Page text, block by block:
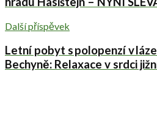
Další příspěvek
Letní pobyt s polopenzí v
Bechyně: Relaxace v srdci